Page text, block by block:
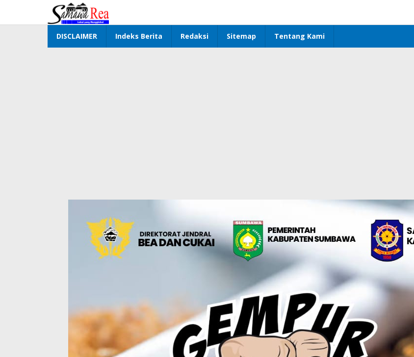
konten
DISCLAIMER Indeks Berita Redaksi Sitemap Tentang Kami